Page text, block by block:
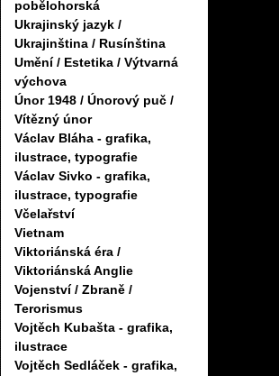
pobělohorská
Ukrajinský jazyk /
Ukrajinština / Rusínština
Umění / Estetika / Výtvarná
výchova
Únor 1948 / Únorový puč /
Vítězný únor
Václav Bláha - grafika,
ilustrace, typografie
Václav Sivko - grafika,
ilustrace, typografie
Včelařství
Vietnam
Viktoriánská éra /
Viktoriánská Anglie
Vojenství / Zbraně /
Terorismus
Vojtěch Kubašta - grafika,
ilustrace
Vojtěch Sedláček - grafika,